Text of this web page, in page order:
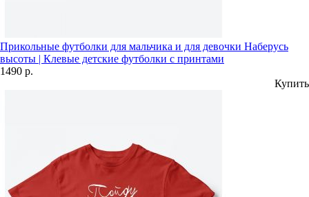
Прикольные футболки для мальчика и для девочки Наберусь
высоты | Клевые детские футболки с принтами
1490 р.
Купить